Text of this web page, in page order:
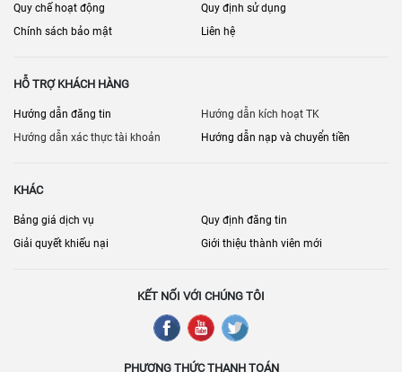
Quy chế hoạt động
Quy định sử dụng
Chính sách bảo mật
Liên hệ
HỖ TRỢ KHÁCH HÀNG
Hướng dẫn đăng tin
Hướng dẫn kích hoạt TK
Hướng dẫn xác thực tài khoản
Hướng dẫn nạp và chuyển tiền
KHÁC
Bảng giá dịch vụ
Quy định đăng tin
Giải quyết khiếu nại
Giới thiệu thành viên mới
KẾT NỐI VỚI CHÚNG TÔI
PHƯƠNG THỨC THANH TOÁN